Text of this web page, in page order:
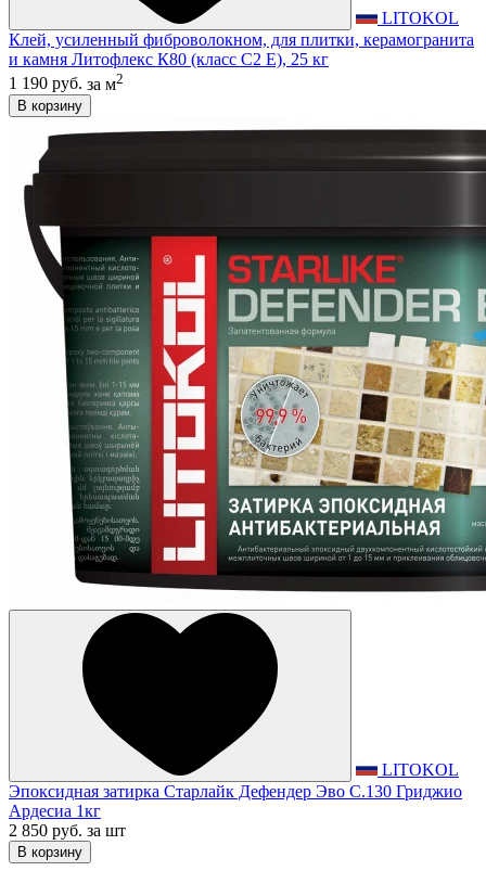
LITOKOL
Клей, усиленный фиброволокном, для плитки, керамогранита
и камня Литофлекс К80 (класс С2 E), 25 кг
1 190 руб. за м2
В корзину
LITOKOL
Эпоксидная затирка Старлайк Дефендер Эво С.130 Гриджио
Ардесиа 1кг
2 850 руб. за шт
В корзину